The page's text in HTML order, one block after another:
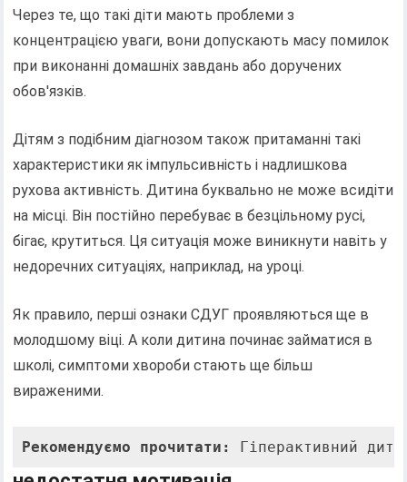
Через те, що такі діти мають проблеми з
концентрацією уваги, вони допускають масу помилок
при виконанні домашніх завдань або доручених
обов'язків.
Дітям з подібним діагнозом також притаманні такі
характеристики як імпульсивність і надлишкова
рухова активність. Дитина буквально не може всидіти
на місці. Він постійно перебуває в безцільному русі,
бігає, крутиться. Ця ситуація може виникнути навіть у
недоречних ситуаціях, наприклад, на уроці.
Як правило, перші ознаки СДУГ проявляються ще в
молодшому віці. А коли дитина починає займатися в
школі, симптоми хвороби стають ще більш
вираженими.
Рекомендуємо прочитати: Гіперактивний